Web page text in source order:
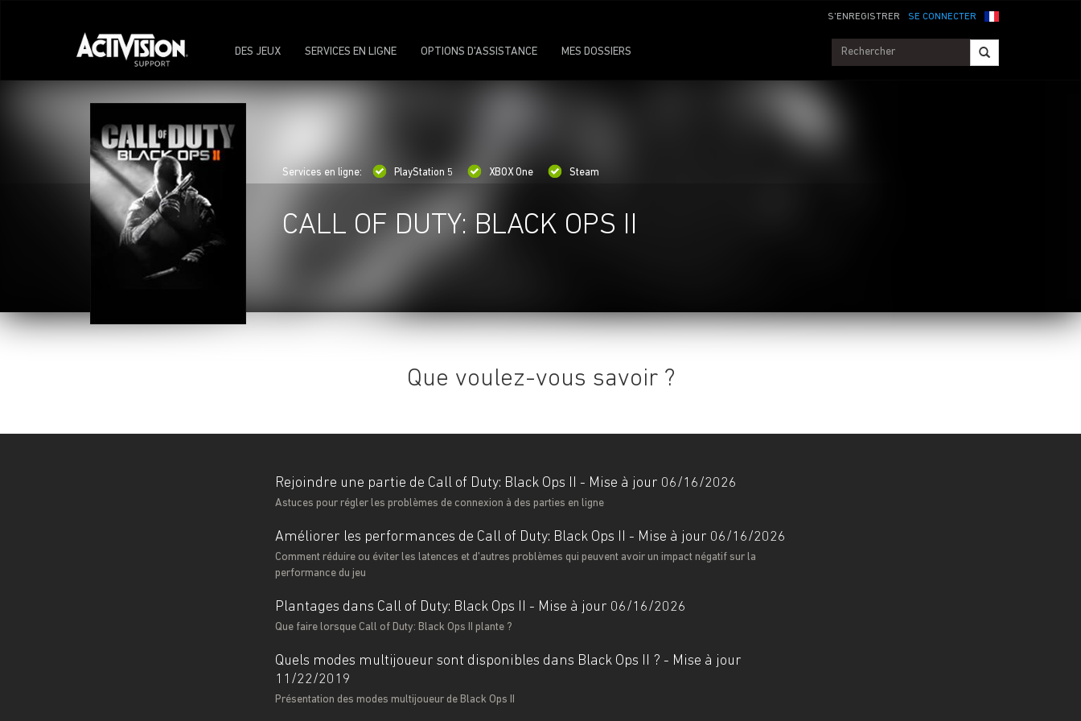
SE CONNECTER
S'ENREGISTRER
DES JEUX SERVICES EN LIGNE OPTIONS D'ASSISTANCE MES DOSSIERS
Services en ligne: PlayStation 5 XBOX One Steam
CALL OF DUTY: BLACK OPS II
Que voulez-vous savoir ?
Rejoindre une partie de Call of Duty: Black Ops II - Mise à jour 06/16/2026
Astuces pour régler les problèmes de connexion à des parties en ligne
Améliorer les performances de Call of Duty: Black Ops II - Mise à jour 06/16/2026
Comment réduire ou éviter les latences et d'autres problèmes qui peuvent avoir un impact négatif sur la
performance du jeu
Plantages dans Call of Duty: Black Ops II - Mise à jour 06/16/2026
Que faire lorsque Call of Duty: Black Ops II plante ?
Quels modes multijoueur sont disponibles dans Black Ops II ? - Mise à jour
11/22/2019
Présentation des modes multijoueur de Black Ops II